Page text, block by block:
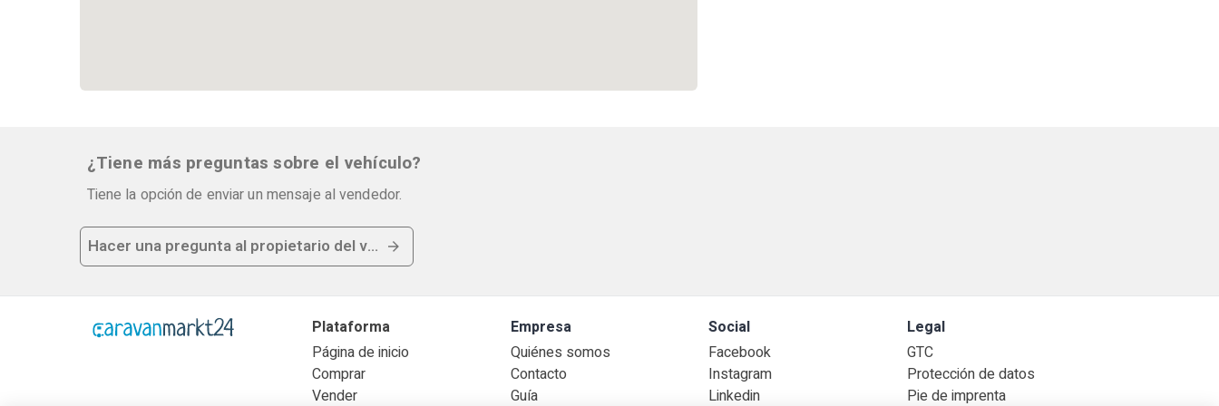
¿Tiene más preguntas sobre el vehículo?
Tiene la opción de enviar un mensaje al vendedor.
Hacer una pregunta al propietario del vehículo
Plataforma
Página de inicio
Comprar
Vender
Empresa
Quiénes somos
Contacto
Guía
Social
Facebook
Instagram
Linkedin
Legal
GTC
Protección de datos
Pie de imprenta